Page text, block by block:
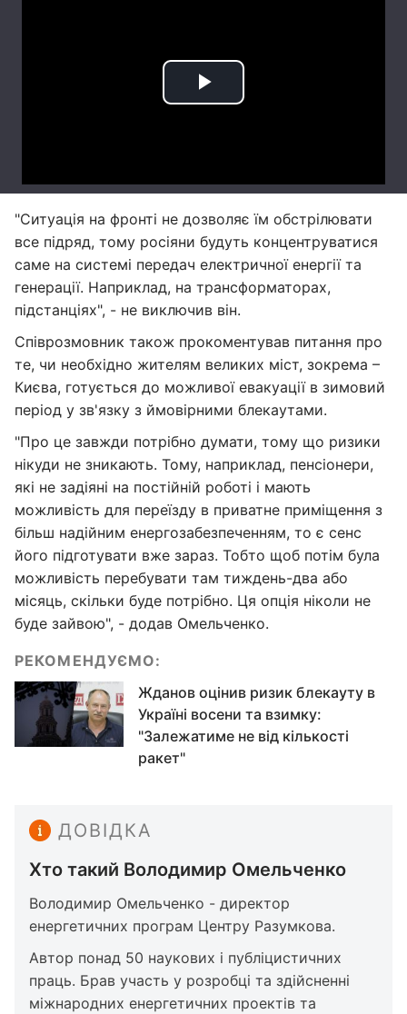
"Ситуація на фронті не дозволяє їм обстрілювати
все підряд, тому росіяни будуть концентруватися
саме на системі передач електричної енергії та
генерації. Наприклад, на трансформаторах,
підстанціях", - не виключив він.
Співрозмовник також прокоментував питання про
те, чи необхідно жителям великих міст, зокрема –
Києва, готується до можливої евакуації в зимовий
період у зв'язку з ймовірними блекаутами.
"Про це завжди потрібно думати, тому що ризики
нікуди не зникають. Тому, наприклад, пенсіонери,
які не задіяні на постійній роботі і мають
можливість для переїзду в приватне приміщення з
більш надійним енергозабезпеченням, то є сенс
його підготувати вже зараз. Тобто щоб потім була
можливість перебувати там тиждень-два або
місяць, скільки буде потрібно. Ця опція ніколи не
буде зайвою", - додав Омельченко.
РЕКОМЕНДУЄМО:
Жданов оцінив ризик блекауту в
Україні восени та взимку:
"Залежатиме не від кількості
ракет"
ДОВІДКА
Хто такий Володимир Омельченко
Володимир Омельченко - директор
енергетичних програм Центру Разумкова.
Автор понад 50 наукових і публіцистичних
праць. Брав участь у розробці та здійсненні
міжнародних енергетичних проектів та